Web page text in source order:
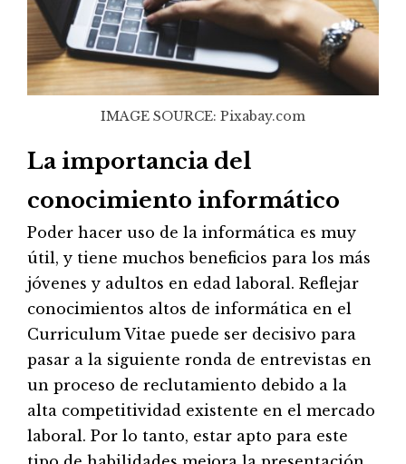
IMAGE SOURCE: Pixabay.com
La importancia del
conocimiento informático
Poder hacer uso de la informática es muy
útil, y tiene muchos beneficios para los más
jóvenes y adultos en edad laboral. Reflejar
conocimientos altos de informática en el
Curriculum Vitae puede ser decisivo para
pasar a la siguiente ronda de entrevistas en
un proceso de reclutamiento debido a la
alta competitividad existente en el mercado
laboral. Por lo tanto, estar apto para este